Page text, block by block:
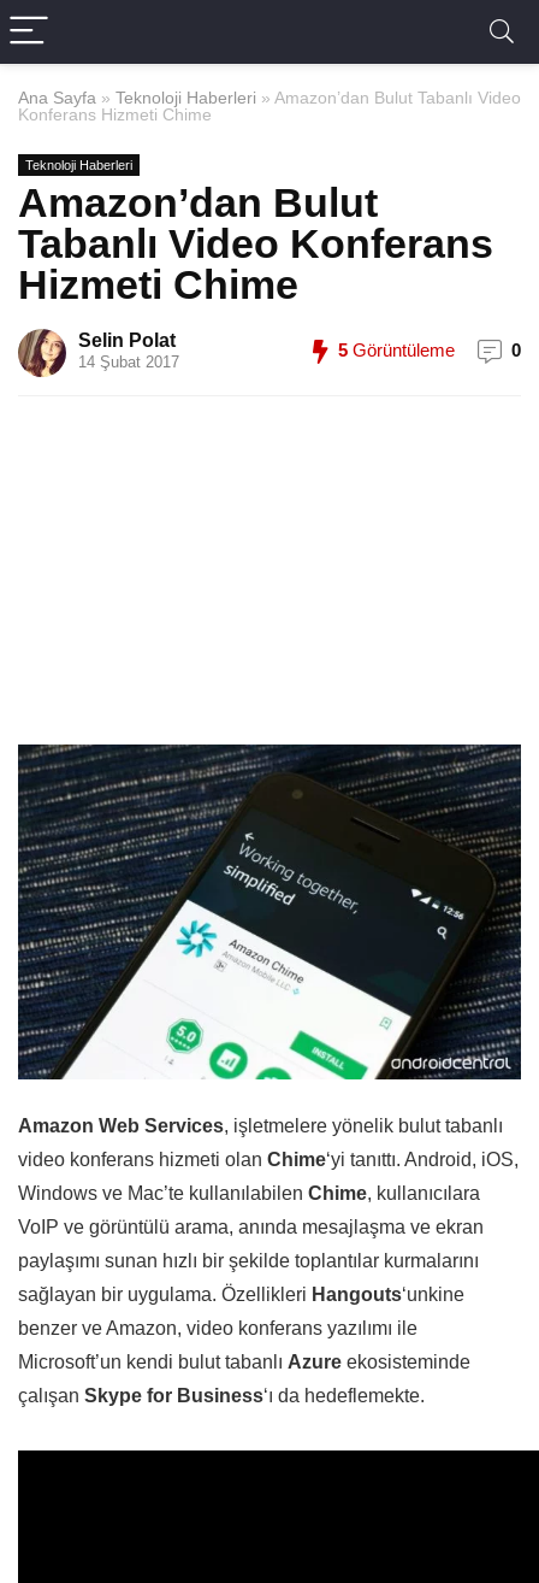
Ana Sayfa » Teknoloji Haberleri » Amazon’dan Bulut Tabanlı Video
Konferans Hizmeti Chime
Teknoloji Haberleri
Amazon’dan Bulut
Tabanlı Video Konferans
Hizmeti Chime
Selin Polat
14 Şubat 2017
5 Görüntüleme 0
Amazon Web Services, işletmelere yönelik bulut tabanlı
video konferans hizmeti olan Chime‘yi tanıttı. Android, iOS,
Windows ve Mac’te kullanılabilen Chime, kullanıcılara
VoIP ve görüntülü arama, anında mesajlaşma ve ekran
paylaşımı sunan hızlı bir şekilde toplantılar kurmalarını
sağlayan bir uygulama. Özellikleri Hangouts‘unkine
benzer ve Amazon, video konferans yazılımı ile
Microsoft’un kendi bulut tabanlı Azure ekosisteminde
çalışan Skype for Business‘ı da hedeflemekte.